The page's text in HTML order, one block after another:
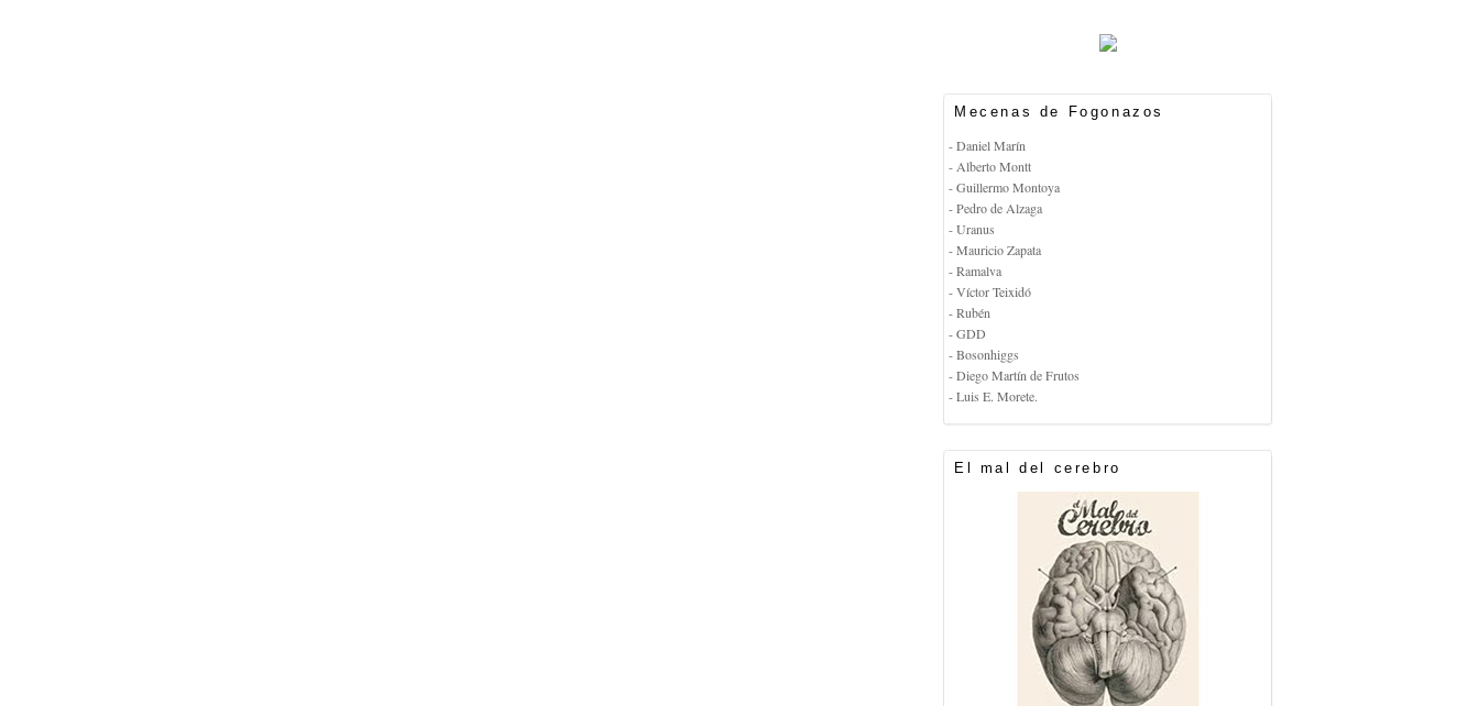
Mecenas de Fogonazos
- Daniel Marín
- Alberto Montt
- Guillermo Montoya
- Pedro de Alzaga
- Uranus
- Mauricio Zapata
- Ramalva
- Víctor Teixidó
- Rubén
- GDD
- Bosonhiggs
- Diego Martín de Frutos
- Luis E. Morete.
El mal del cerebro